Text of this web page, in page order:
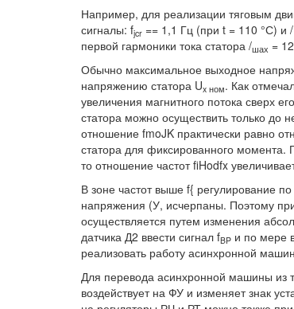
Например, для реализации тяговым
сигналы: fjcr == 1,1 Гц (при t = 110 °С) и /
первой гармоники тока статора /шах =
Обычно максимальное выходное
напряжению статора Ux ном. Как
увеличения магнитного потока сверх
статора можно осуществить только до
отношение fmoJK практически равно
статора для фиксированного момента.
то отношение частот fiHodfx
В зоне частот выше f{ регулирование
напряжения (У, исчерпаны. Поэтому
осуществляется путем изменения
датчика Д2 ввести сигнал fBP и по мере
реализовать работу асинхронной
Для перевода асинхронной машины из
воздействует на ФУ и изменяет знак